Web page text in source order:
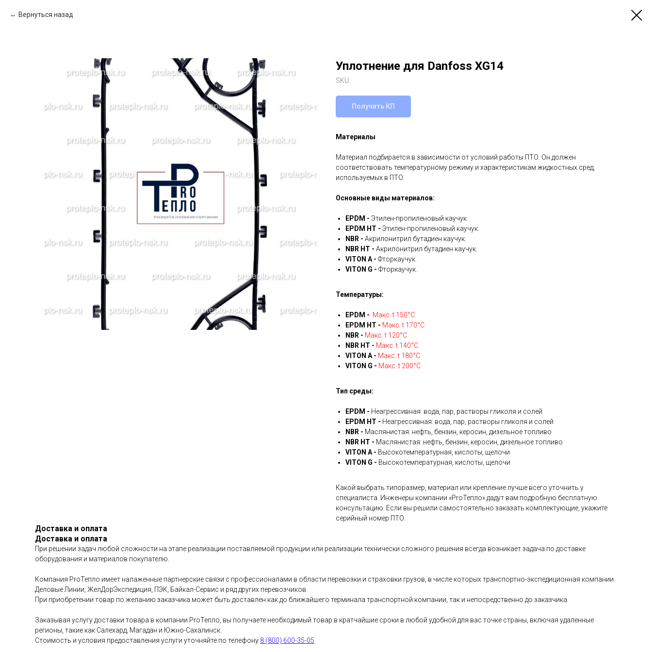
Вернуться назад
Уплотнение для Danfoss XG14
SKU:
Получить КП
Материалы
Материал подбирается в зависимости от условий работы ПТО. Он должен
соответствовать температурному режиму и характеристикам жидкостных сред,
используемых в ПТО.
Основные виды материалов:
EPDM - Этилен-пропиленовый каучук.
EPDM HT - Этилен-пропиленовый каучук.
NBR - Акрилонитрил бутадиен каучук.
NBR HT - Акрилонитрил бутадиен каучук.
VITON A - Фторкаучук.
VITON G - Фторкаучук.
Температуры:
EPDM - Макс. t 150°С
EPDM HT - Макс. t 170°С
NBR - Макс. t 120°С
NBR HT - Макс. t 140°С
VITON A - Макс. t 180°С
VITON G - Макс. t 200°С
Тип среды:
EPDM - Неагрессивная: вода, пар, растворы гликоля и солей
EPDM HT - Неагрессивная: вода, пар, растворы гликоля и солей
NBR - Маслянистая: нефть, бензин, керосин, дизельное топливо
NBR HT - Маслянистая: нефть, бензин, керосин, дизельное топливо
VITON A - Высокотемпературная, кислоты, щелочи
VITON G - Высокотемпературная, кислоты, щелочи
Какой выбрать типоразмер, материал или крепление лучше всего уточнить у
специалиста. Инженеры компании «ProТепло» дадут вам подробную бесплатную
консультацию. Если вы решили самостоятельно заказать комплектующие, укажите
серийный номер ПТО.
Доставка и оплата
Доставка и оплата
При решении задач любой сложности на этапе реализации поставляемой продукции или реализации технически сложного решения всегда возникает задача по доставке
оборудования и материалов покупателю.
Компания ProТепло имеет налаженные партнерские связи с профессионалами в области перевозки и страховки грузов, в числе которых транспортно-экспедиционная компании
Деловые Линии, ЖелДорЭкспедиция, ПЭК, Байкал-Сервис и ряд других перевозчиков.
При приобретении товар по желанию заказчика может быть доставлен как до ближайшего терминала транспортной компании, так и непосредственно до заказчика.
Заказывая услугу доставки товара в компании ProТепло, вы получаете необходимый товар в кратчайшие сроки в любой удобной для вас точке страны, включая удаленные
регионы, такие как Салехард, Магадан и Южно-Сахалинск.
Стоимость и условия предоставления услуги уточняйте по телефону 8 (800) 600-35-05